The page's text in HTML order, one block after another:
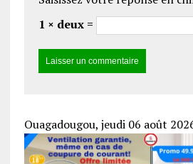
1 × deux =
Ouagadougou, jeudi 06 août